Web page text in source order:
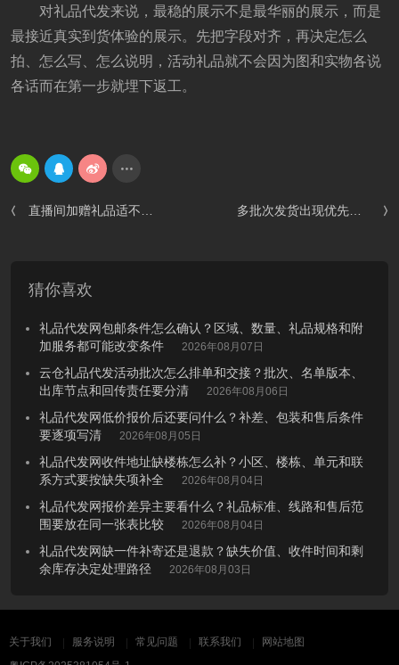
对礼品代发来说，最稳的展示不是最华丽的展示，而是
最接近真实到货体验的展示。先把字段对齐，再决定怎么
拍、怎么写、怎么说明，活动礼品就不会因为图和实物各说
各话而在第一步就埋下返工。
直播间加赠礼品适不适合走礼品代发？名单节奏、客服回话和补寄边界要先定 多批次发货出现优先级冲突怎么办？活动单、老客单和补发单要分层处理
猜你喜欢
礼品代发网包邮条件怎么确认？区域、数量、礼品规格和附
加服务都可能改变条件
2026年08月07日
云仓礼品代发活动批次怎么排单和交接？批次、名单版本、
出库节点和回传责任要分清
2026年08月06日
礼品代发网低价报价后还要问什么？补差、包装和售后条件
要逐项写清
2026年08月05日
礼品代发网收件地址缺楼栋怎么补？小区、楼栋、单元和联
系方式要按缺失项补全
2026年08月04日
礼品代发网报价差异主要看什么？礼品标准、线路和售后范
围要放在同一张表比较
2026年08月04日
礼品代发网缺一件补寄还是退款？缺失价值、收件时间和剩
余库存决定处理路径
2026年08月03日
关于我们 服务说明 常见问题 联系我们
网站地图